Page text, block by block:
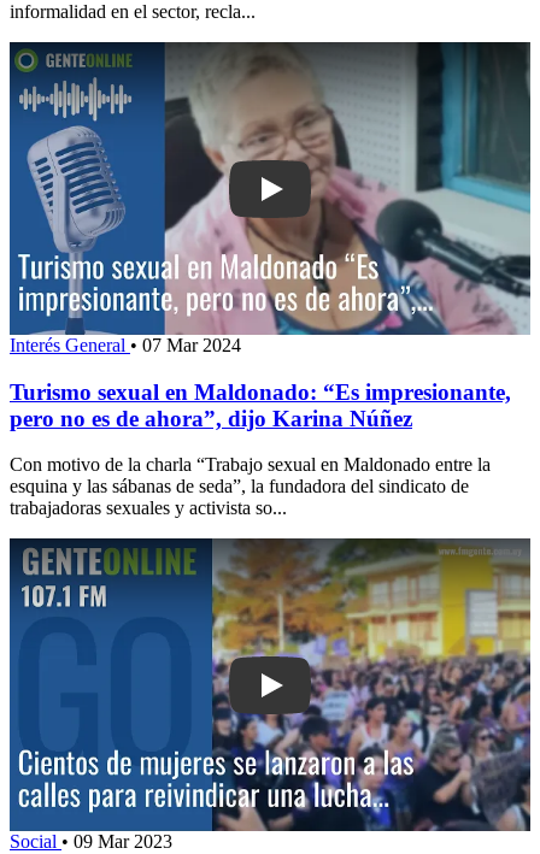
informalidad en el sector, recla...
Play: Turismo sexual en Maldonado:
Interés General • 07 Mar 2024
Turismo sexual en Maldonado: “Es impresionante,
pero no es de ahora”, dijo Karina Núñez
Con motivo de la charla “Trabajo sexual en Maldonado entre la
esquina y las sábanas de seda”, la fundadora del sindicato de
trabajadoras sexuales y activista so...
Play: Cientos de mujeres se lanzaron
Social • 09 Mar 2023